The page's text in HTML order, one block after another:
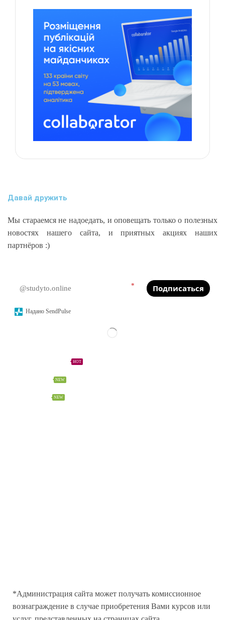
HOT
NEW
NEW
Давай дружить
Мы стараемся не надоедать, и оповещать только о полезных
новостях нашего сайта, и приятных акциях наших
партнёров :)
* Подписаться
Надано SendPulse
*Администрация сайта может получать комиссионное
вознаграждение в случае приобретения Вами курсов или